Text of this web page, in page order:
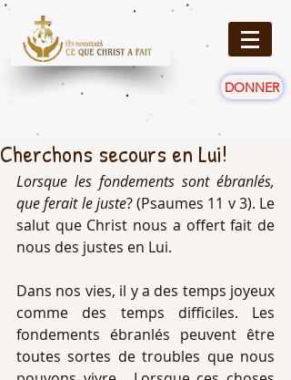
DONNER
Cherchons secours en Lui!
Lorsque les fondements sont ébranlés,
que ferait le juste? (Psaumes 11 v 3). Le
salut que Christ nous a offert fait de
nous des justes en Lui.
Dans nos vies, il y a des temps joyeux
comme des temps difficiles. Les
fondements ébranlés peuvent être
toutes sortes de troubles que nous